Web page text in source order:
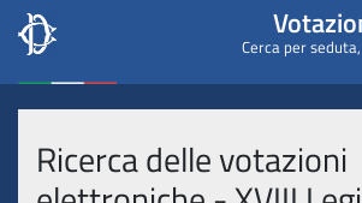
Camera deiCerca per
Ricerca delle votazioni